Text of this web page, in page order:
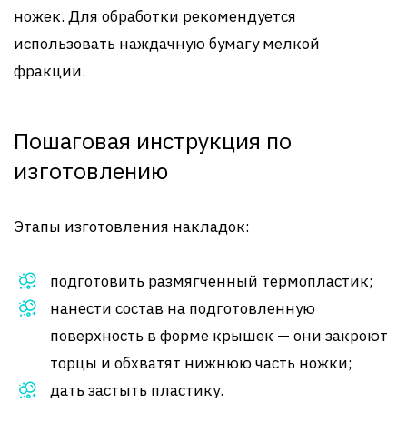
ножек. Для обработки рекомендуется
использовать наждачную бумагу мелкой
фракции.
Пошаговая инструкция по
изготовлению
Этапы изготовления накладок:
подготовить размягченный термопластик;
нанести состав на подготовленную
поверхность в форме крышек — они закроют
торцы и обхватят нижнюю часть ножки;
дать застыть пластику.